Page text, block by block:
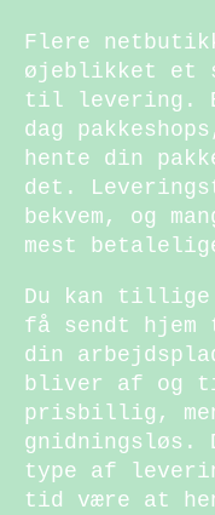
Flere
øjeblikket et
til levering.
dag
hente din
det.
bekvem, og
mest
Du kan tillige
få sendt
din
bliver af og
prisbillig,
gnidningsløs.
type af
tid være at